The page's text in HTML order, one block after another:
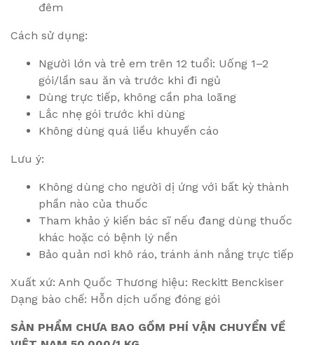
đêm
Cách sử dụng:
Người lớn và trẻ em trên 12 tuổi: Uống 1–2
gói/lần sau ăn và trước khi đi ngủ
Dùng trực tiếp, không cần pha loãng
Lắc nhẹ gói trước khi dùng
Không dùng quá liều khuyến cáo
Lưu ý:
Không dùng cho người dị ứng với bất kỳ thành
phần nào của thuốc
Tham khảo ý kiến bác sĩ nếu đang dùng thuốc
khác hoặc có bệnh lý nền
Bảo quản nơi khô ráo, tránh ánh nắng trực tiếp
Xuất xứ: Anh Quốc Thương hiệu: Reckitt Benckiser
Dạng bào chế: Hỗn dịch uống đóng gói
SẢN PHẨM CHƯA BAO GỒM PHÍ VẬN CHUYỂN VỀ